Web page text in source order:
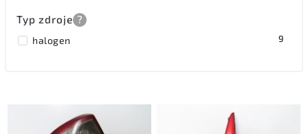
Typ zdroje ?
halogen 9